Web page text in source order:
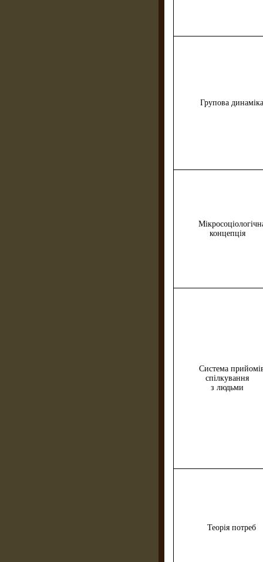
Групова динаміка
концепція
Система
спілкування
з людьми
Теорія потреб